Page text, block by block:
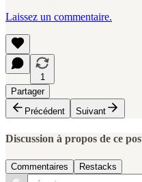
Laissez un commentaire.
1
Partager
Précédent
Suivant
Discussion à propos de ce
Commentaires Restacks